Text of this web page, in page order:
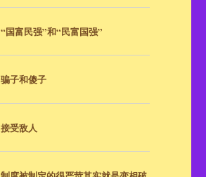
“国富民强”和“民富国强”
骗子和傻子
接受敌人